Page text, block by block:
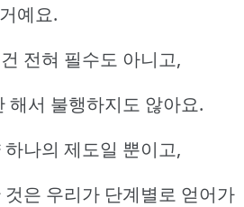
예요.
전혀 필수도 아니고,
해서 불행하지도 않아요.
나의 제도일 뿐이고,
은 우리가 단계별로 얻어가